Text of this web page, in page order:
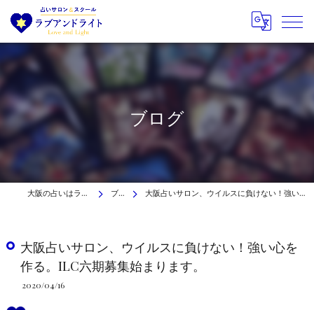
ブログ
大阪の占いはラブアンドライト ブログ 大阪占いサロン、ウイルスに負けない！強い心を作る。ILC六期募集始まります。
大阪占いサロン、ウイルスに負けない！強い心を
作る。ILC六期募集始まります。
2020/04/16